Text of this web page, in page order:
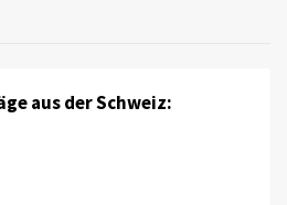
aus der Schweiz: